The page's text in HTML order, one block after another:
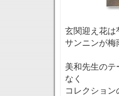
玄関迎え花は
サンニンが梅
美和先生の
なく
コレクショ